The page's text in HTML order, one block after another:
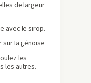
de largeur
avec le sirop.
sur la génoise.
les
les autres.